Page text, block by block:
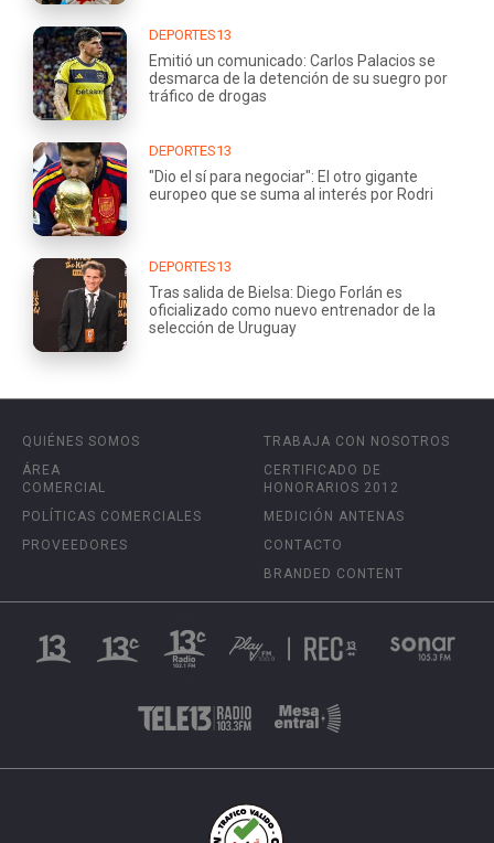
DEPORTES13
Emitió un comunicado: Carlos Palacios se
desmarca de la detención de su suegro por
tráfico de drogas
DEPORTES13
"Dio el sí para negociar": El otro gigante
europeo que se suma al interés por Rodri
DEPORTES13
Tras salida de Bielsa: Diego Forlán es
oficializado como nuevo entrenador de la
selección de Uruguay
QUIÉNES SOMOS
ÁREA
COMERCIAL
POLÍTICAS COMERCIALES
PROVEEDORES
TRABAJA CON NOSOTROS
CERTIFICADO DE
HONORARIOS 2012
MEDICIÓN ANTENAS
CONTACTO
BRANDED CONTENT